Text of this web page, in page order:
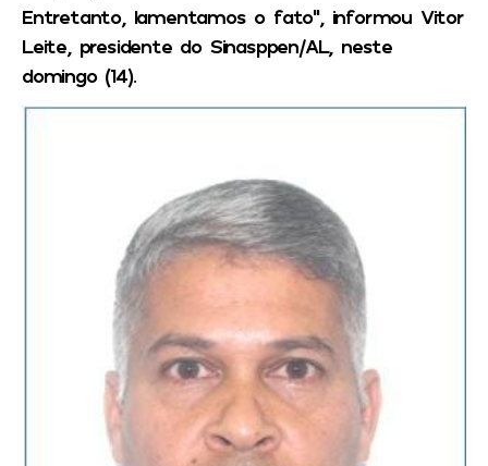
Entretanto, lamentamos o fato”, informou Vitor
Leite, presidente do Sinasppen/AL, neste
domingo (14).